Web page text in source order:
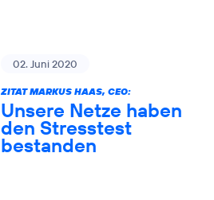
02. Juni 2020
ZITAT MARKUS HAAS, CEO:
Unsere Netze haben
den Stresstest
bestanden